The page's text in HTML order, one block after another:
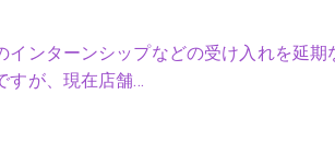
ンターンシップなどの受け入れを延
すが、現在店舗…